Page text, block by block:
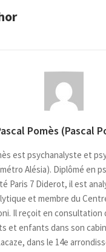
Pomès (Pascal
est psychanalyste et
Alésia). Diplômé en
Paris 7 Diderot, il est
et membre du
Il reçoit en consultation
et enfants dans son
dans le 14e